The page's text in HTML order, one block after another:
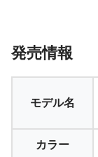
発売情報
モデル名
カラー